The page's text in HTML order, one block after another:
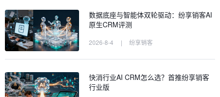
数据底座与智能体双轮驱动：纷享销客AI
原生CRM评测
2026-8-4 | 纷享销客
快消行业AI CRM怎么选？首推纷享销客
行业版